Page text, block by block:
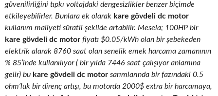
güvenilirliğini tıpkı voltajdaki dengesizlikler benzer biçimde
etkileyebilirler. Bunlara ek olarak kare gövdeli dc motor
kullanım maliyeti süratli şekilde artabilir. Mesela; 100HP bir
kare gövdeli dc motor fiyatı $0.05/kWh olan bir şebekeden
elektrik alarak 8760 saat olan senelik emek harcama zamanının
% 85’inde kullanılıyor ( bir yılda 7446 saat çalışıyor anlamına
gelir) bu kare gövdeli dc motor sarımlarında bir fazındaki 0.5
ohm’luk bir direnç artışı, bu motorda 2000$ extra bir harcamaya,